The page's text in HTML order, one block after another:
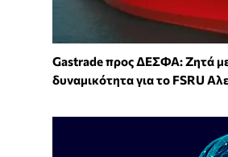
Gastrade προς ΔΕΣΦΑ: Ζητά
δυναμικότητα για το FSRU